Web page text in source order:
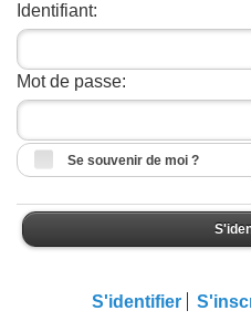
Identifiant:
Mot de passe:
Se souvenir de moi ?
S'identifier